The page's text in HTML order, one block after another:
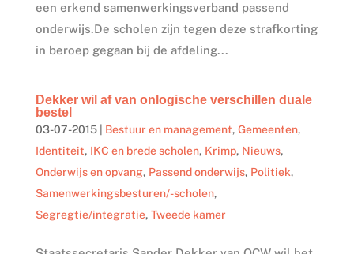
een erkend samenwerkingsverband passend
onderwijs.De scholen zijn tegen deze strafkorting
in beroep gegaan bij de afdeling...
Dekker wil af van onlogische verschillen duale
bestel
03-07-2015| Bestuur en management, Gemeenten,
Identiteit, IKC en brede scholen, Krimp, Nieuws,
Onderwijs en opvang, Passend onderwijs, Politiek,
Samenwerkingsbesturen/-scholen,
Segregtie/integratie, Tweede kamer